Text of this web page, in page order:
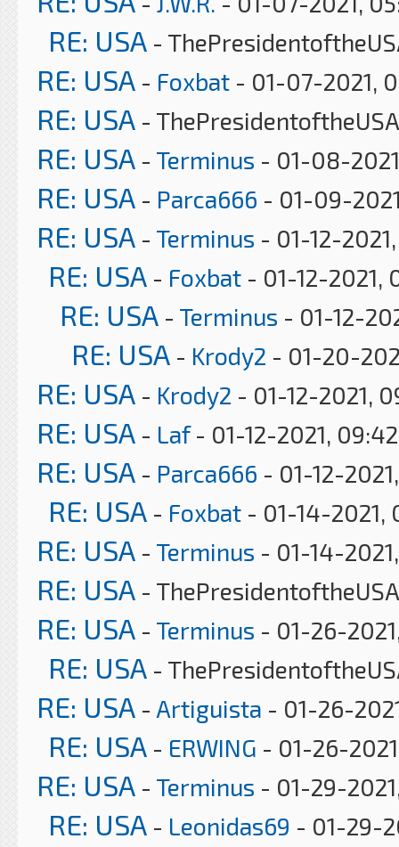
RE: USA -
RE: USA - Foxbat - 01-07-2021,
RE: USA -
RE: USA - Terminus - 01-08-
RE: USA - Parca666 - 01-09-
RE: USA - Terminus - 01-12-
RE: USA - Foxbat - 01-12-2021,
RE: USA - Terminus - 01-12-
RE: USA - Krody2 - 01-20-
RE: USA - Krody2 - 01-12-2021,
RE: USA - Laf- 01-12-2021,
RE: USA - Parca666 - 01-12-
RE: USA - Foxbat - 01-14-2021,
RE: USA - Terminus - 01-14-
RE: USA -
RE: USA - Terminus - 01-26-
RE: USA -
RE: USA - Artiguista - 01-26-
RE: USA - ERWING - 01-26-
RE: USA - Terminus - 01-29-
RE: USA - Leonidas69 - 01-29-